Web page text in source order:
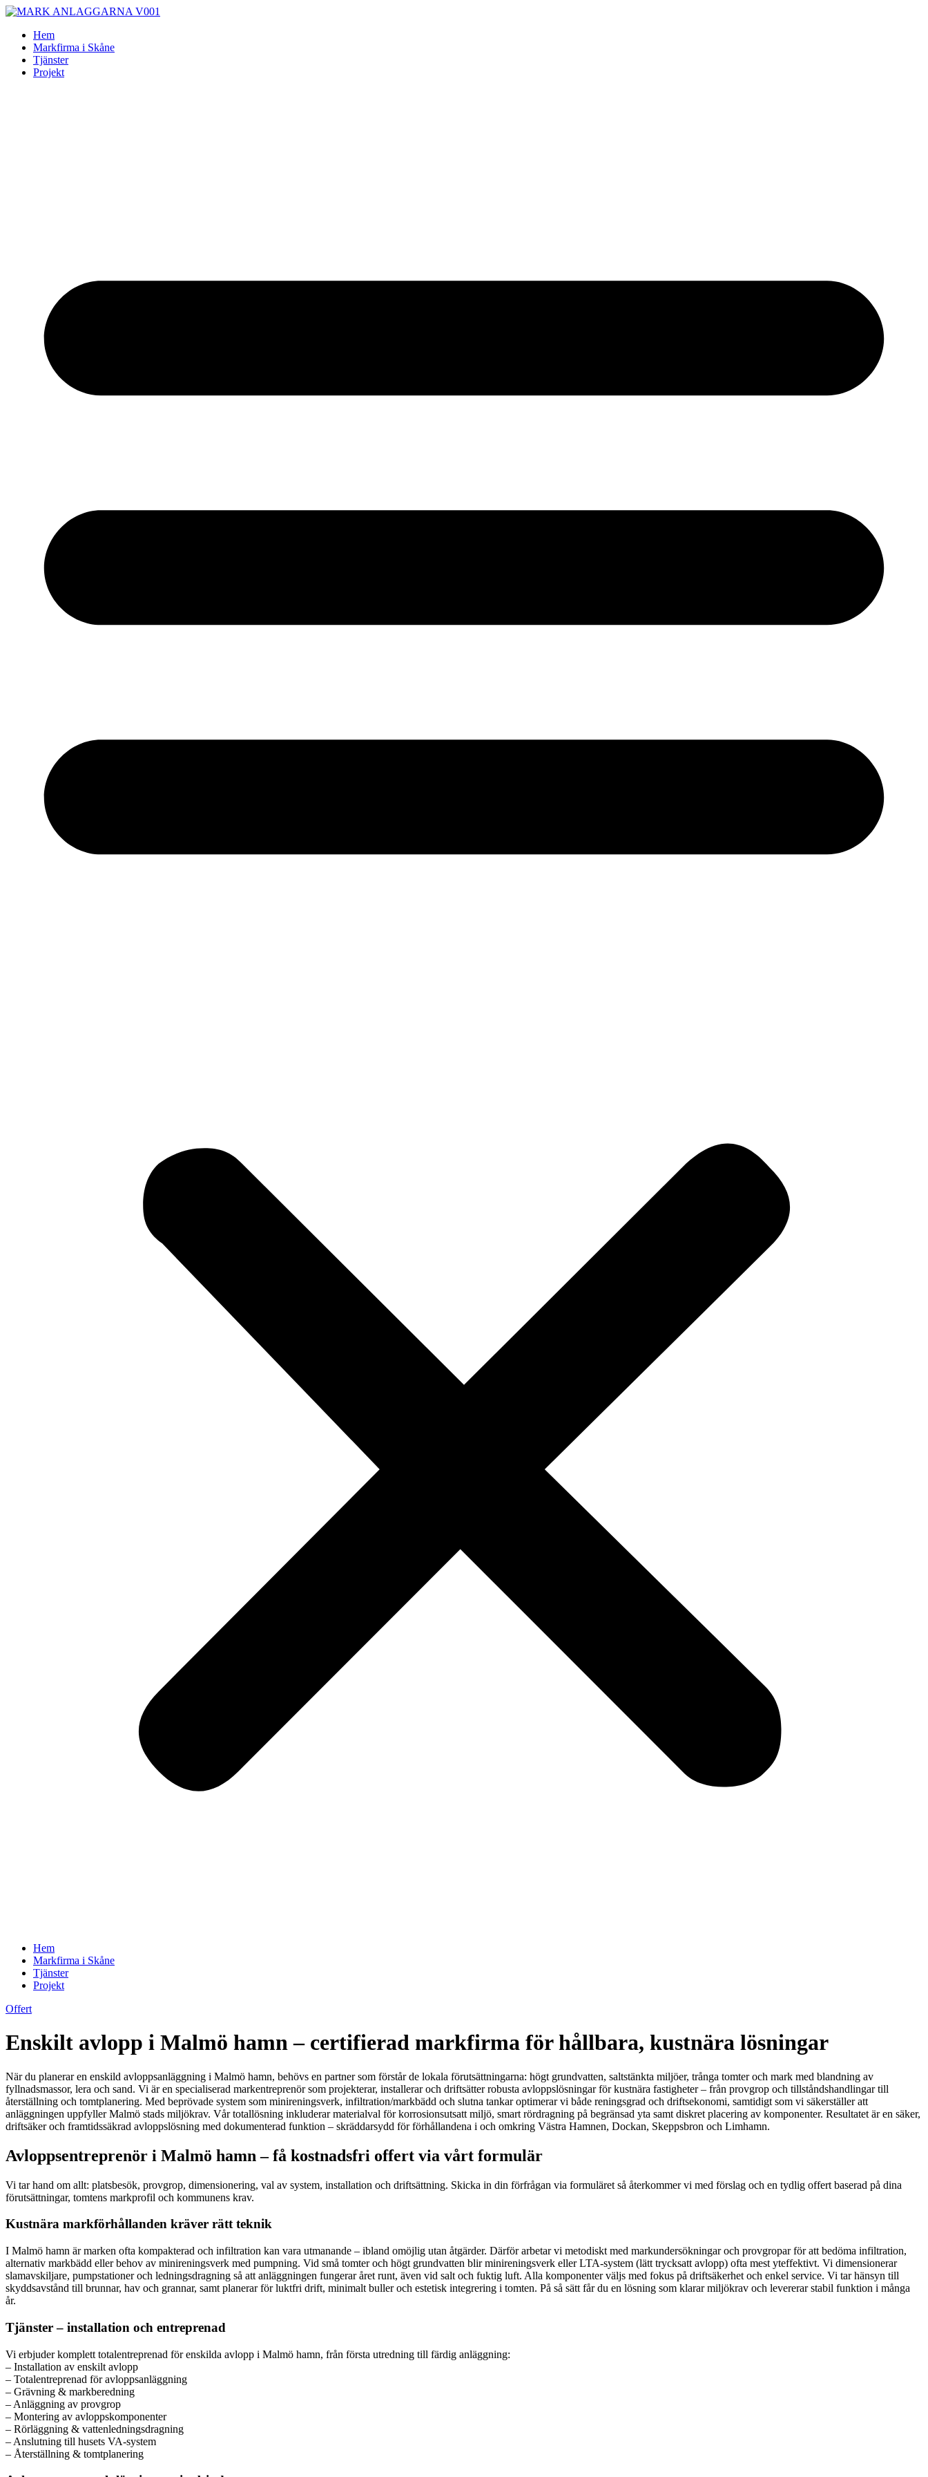
Skip
contentHem
Markfirma i Skåne
Tjänster
Projekt
Hem
Markfirma i Skåne
Tjänster
Projekt
Offert
Enskilt avlopp i Malmö hamn – certifierad markfirma för hållbara, kustnära lösningar
När du planerar en enskild avloppsanläggning i Malmö hamn, behövs en partner som förstår de lokala förutsättningarna: högt grundvatten, saltstänkta miljöer, trånga tomter och mark med blandning av
fyllnadsmassor, lera och sand. Vi är en specialiserad markentreprenör som projekterar, installerar och driftsätter robusta avloppslösningar för kustnära fastigheter – från provgrop och tillståndshandlingar till
återställning och tomtplanering. Med beprövade system som minireningsverk, infiltration/markbädd och slutna tankar optimerar vi både reningsgrad och driftsekonomi, samtidigt som vi säkerställer att
anläggningen uppfyller Malmö stads miljökrav. Vår totallösning inkluderar materialval för korrosionsutsatt miljö, smart rördragning på begränsad yta samt diskret placering av komponenter. Resultatet är en säker,
driftsäker och framtidssäkrad avloppslösning med dokumenterad funktion – skräddarsydd för förhållandena i och omkring Västra Hamnen, Dockan, Skeppsbron och Limhamn.
Avloppsentreprenör i Malmö hamn – få kostnadsfri offert via vårt formulär
Vi tar hand om allt: platsbesök, provgrop, dimensionering, val av system, installation och driftsättning. Skicka in din förfrågan via formuläret så återkommer vi med förslag och en tydlig offert baserad på dina
förutsättningar, tomtens markprofil och kommunens krav.
Kustnära markförhållanden kräver rätt teknik
I Malmö hamn är marken ofta kompakterad och infiltration kan vara utmanande – ibland omöjlig utan åtgärder. Därför arbetar vi metodiskt med markundersökningar och provgropar för att bedöma infiltration,
alternativ markbädd eller behov av minireningsverk med pumpning. Vid små tomter och högt grundvatten blir minireningsverk eller LTA-system (lätt trycksatt avlopp) ofta mest yteffektivt. Vi dimensionerar
slamavskiljare, pumpstationer och ledningsdragning så att anläggningen fungerar året runt, även vid salt och fuktig luft. Alla komponenter väljs med fokus på driftsäkerhet och enkel service. Vi tar hänsyn till
skyddsavstånd till brunnar, hav och grannar, samt planerar för luktfri drift, minimalt buller och estetisk integrering i tomten. På så sätt får du en lösning som klarar miljökrav och levererar stabil funktion i många
år.
Tjänster – installation och entreprenad
Vi erbjuder komplett totalentreprenad för enskilda avlopp i Malmö hamn, från första utredning till färdig anläggning:
– Installation av enskilt avlopp
– Totalentreprenad för avloppsanläggning
– Grävning & markberedning
– Anläggning av provgrop
– Montering av avloppskomponenter
– Rörläggning & vattenledningsdragning
– Anslutning till husets VA-system
– Återställning & tomtplanering